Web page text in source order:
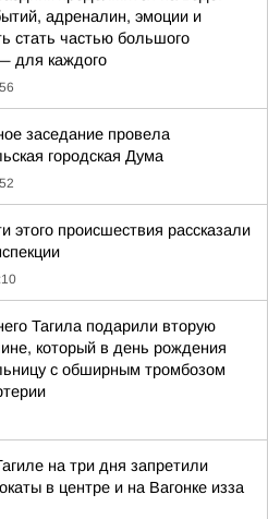
адреналин, эмоции и
стать частью большого
для каждого
заседание провела
городская Дума
этого происшествия рассказали
Тагила подарили вторую
который в день рождения
с обширным тромбозом
на три дня запретили
в центре и на Вагонке изза